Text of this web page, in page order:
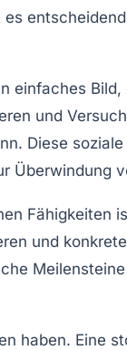
einfaches
und
Diese
Überwindung
Fähigkeiten
und konkrete
haben. Eine